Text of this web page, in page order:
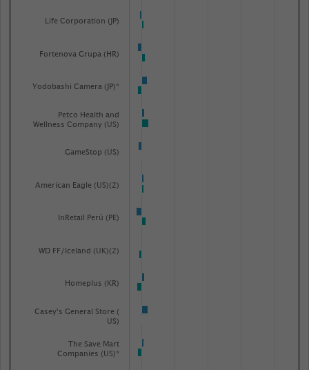
InRetail Perú (PE)
Life Corporation (JP)
Fortenova Grupa (HR)
Yodobashi Camera (JP)*
Petco Health and
Wellness Company (US)
GameStop (US)
American Eagle (US)(2)
WD FF/Iceland (UK)(2)
Homeplus (KR)
Casey's General Store (
US)
The Save Mart
Companies (US)*